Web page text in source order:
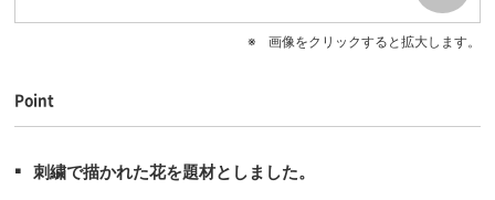
画像をクリックすると拡大します。
Point
刺繍で描かれた花を題材としました。